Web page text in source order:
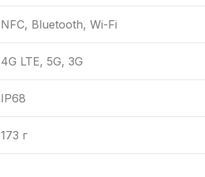
NFC, Bluetooth, Wi-Fi
4G LTE, 5G, 3G
IP68
173 г